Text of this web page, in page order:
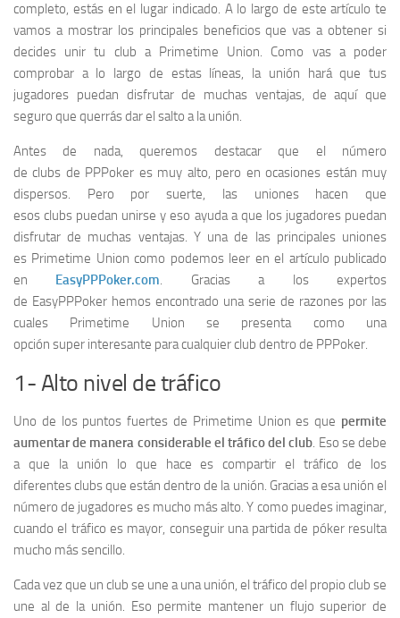
completo, estás en el lugar indicado. A lo largo de este artículo te
vamos a mostrar los principales beneficios que vas a obtener si
decides unir tu club a Primetime Union. Como vas a poder
comprobar a lo largo de estas líneas, la unión hará que tus
jugadores puedan disfrutar de muchas ventajas, de aquí que
seguro que querrás dar el salto a la unión.
Antes de nada, queremos destacar que el número
de clubs de PPPoker es muy alto, pero en ocasiones están muy
dispersos. Pero por suerte, las uniones hacen que
esos clubs puedan unirse y eso ayuda a que los jugadores puedan
disfrutar de muchas ventajas. Y una de las principales uniones
es Primetime Union como podemos leer en el artículo publicado
en EasyPPPoker.com . Gracias a los expertos
de EasyPPPoker hemos encontrado una serie de razones por las
cuales Primetime Union se presenta como una
opción super interesante para cualquier club dentro de PPPoker.
1- Alto nivel de tráfico
Uno de los puntos fuertes de Primetime Union es que permite
aumentar de manera considerable el tráfico del club . Eso se debe
a que la unión lo que hace es compartir el tráfico de los
diferentes clubs que están dentro de la unión. Gracias a esa unión el
número de jugadores es mucho más alto. Y como puedes imaginar,
cuando el tráfico es mayor, conseguir una partida de póker resulta
mucho más sencillo.
Cada vez que un club se une a una unión, el tráfico del propio club se
une al de la unión. Eso permite mantener un flujo superior de